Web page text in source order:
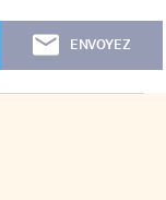
ENVOYEZ